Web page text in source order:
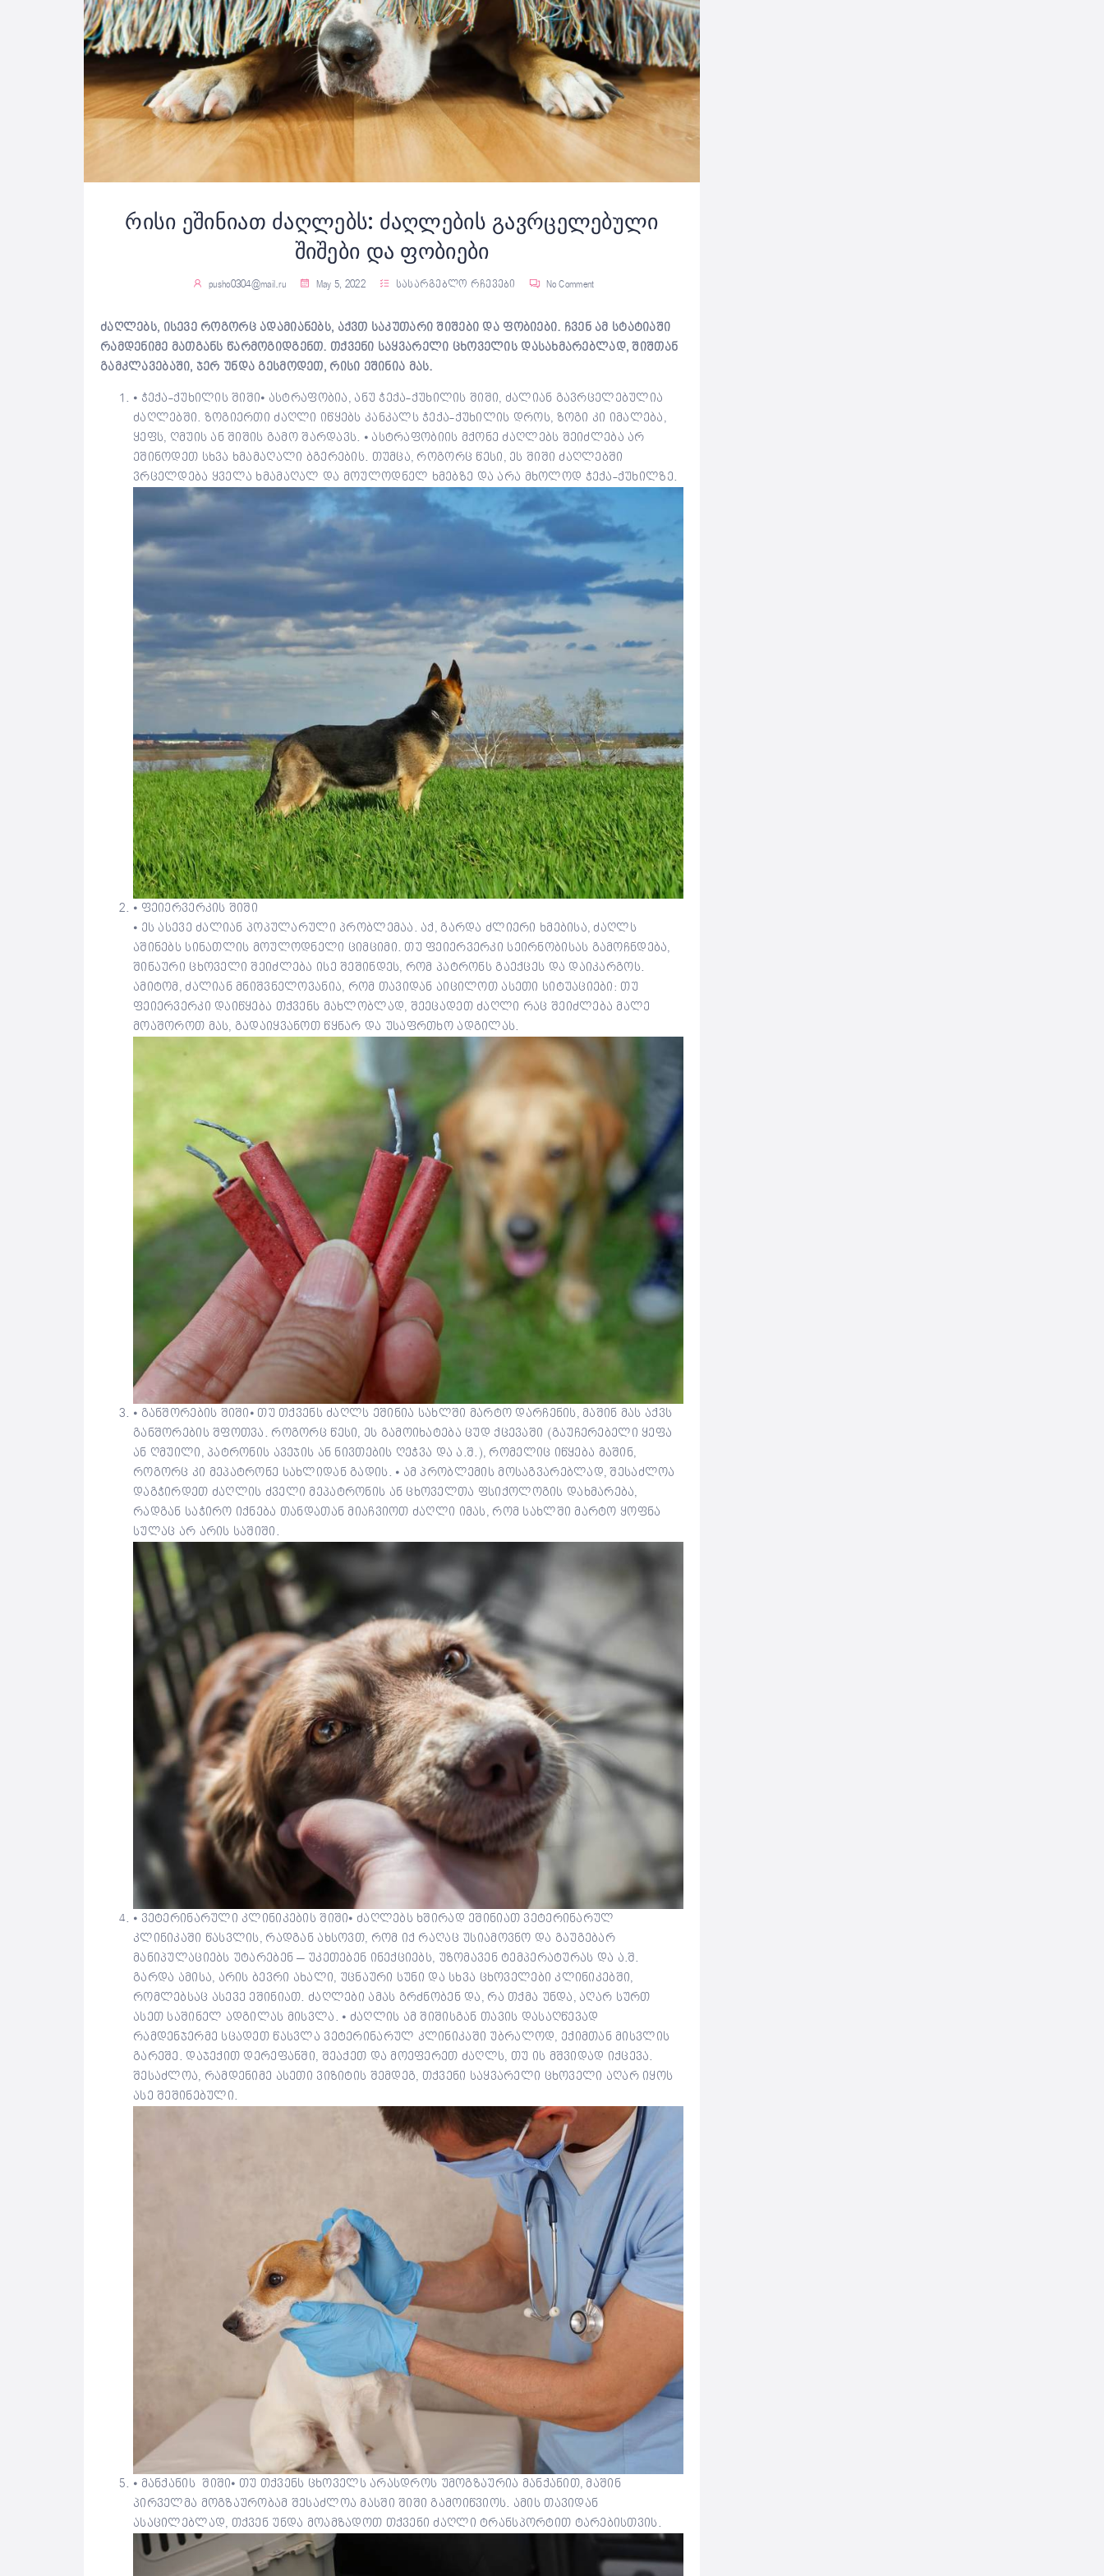
რისი ეშინიათ ძაღლებს: ძაღლების გავრცელებული
შიშები და ფობიები
pusho0304@mail.ru May 5, 2022 სასარგებლო რჩევები No Comment
ძაღლებს, ისევე როგორც ადამიანებს, აქვთ საკუთარი შიშები და ფობიები. ჩვენ ამ სტატიაში
რამდენიმე მათგანს წარმოგიდგენთ. თქვენი საყვარელი ცხოველის დასახმარებლად, შიშთან
გამკლავებაში, ჯერ უნდა გესმოდეთ, რისი ეშინია მას.
⦁ ჭექა-ქუხილის შიში⦁ ასტრაფობია, ანუ ჭექა-ქუხილის შიში, ძალიან გავრცელებულია
ძაღლებში. ზოგიერთი ძაღლი იწყებს კანკალს ჭექა-ქუხილის დროს, ზოგი კი იმალება,
ყეფს, ღმუის ან შიშის გამო შარდავს. ⦁ ასტრაფობიის მქონე ძაღლებს შეიძლება არ
ეშინოდეთ სხვა ხმამაღალი ბგერების. თუმცა, როგორც წესი, ეს შიში ძაღლებში
ვრცელდება ყველა ხმამაღალ და მოულოდნელ ხმებზე და არა მხოლოდ ჭექა-ქუხილზე.
⦁ ფეიერვერკის შიში
⦁ ეს ასევე ძალიან პოპულარული პრობლემაა. აქ, გარდა ძლიერი ხმებისა, ძაღლს
აშინებს სინათლის მოულოდნელი ციმციმი. თუ ფეიერვერკი სეირნობისას გამოჩნდება,
შინაური ცხოველი შეიძლება ისე შეშინდეს, რომ პატრონს გაექცეს და დაიკარგოს.
ამიტომ, ძალიან მნიშვნელოვანია, რომ თავიდან აიცილოთ ასეთი სიტუაციები: თუ
ფეიერვერკი დაიწყება თქვენს მახლობლად, შეეცადეთ ძაღლი რაც შეიძლება მალე
მოაშოროთ მას, გადაიყვანოთ წყნარ და უსაფრთხო ადგილას.
⦁ განშორების შიში⦁ თუ თქვენს ძაღლს ეშინია სახლში მარტო დარჩენის, მაშინ მას აქვს
განშორების შფოთვა. როგორც წესი, ეს გამოიხატება ცუდ ქცევაში (გაუჩერებელი ყეფა
ან ღმუილი, პატრონის ავეჯის ან ნივთების ღეჭვა და ა.შ.), რომელიც იწყება მაშინ,
როგორც კი მეპატრონე სახლიდან გადის. ⦁ ამ პრობლემის მოსაგვარებლად, შესაძლოა
დაგჭირდეთ ძაღლის ძველი მეპატრონის ან ცხოველთა ფსიქოლოგის დახმარება,
რადგან საჭირო იქნება თანდათან მიაჩვიოთ ძაღლი იმას, რომ სახლში მარტო ყოფნა
სულაც არ არის საშიში.
⦁ ვეტერინარული კლინიკების შიში⦁ ძაღლებს ხშირად ეშინიათ ვეტერინარულ
კლინიკაში წასვლის, რადგან ახსოვთ, რომ იქ რაღაც უსიამოვნო და გაუგებარ
მანიპულაციებს უტარებენ – უკეთებენ ინექციებს, უზომავენ ტემპერატურას და ა.შ.
გარდა ამისა, არის ბევრი ახალი, უცნაური სუნი და სხვა ცხოველები კლინიკებში,
რომლებსაც ასევე ეშინიათ. ძაღლები ამას გრძნობენ და, რა თქმა უნდა, აღარ სურთ
ასეთ საშინელ ადგილას მისვლა. ⦁ ძაღლის ამ შიშისგან თავის დასაღწევად
რამდენჯერმე სცადეთ წასვლა ვეტერინარულ კლინიკაში უბრალოდ, ექიმთან მისვლის
გარეშე. დაჯექით დერეფანში, შეაქეთ და მოეფერეთ ძაღლს, თუ ის მშვიდად იქცევა.
შესაძლოა, რამდენიმე ასეთი ვიზიტის შემდეგ, თქვენი საყვარელი ცხოველი აღარ იყოს
ასე შეშინებული.
⦁ მანქანის შიში⦁ თუ თქვენს ცხოველს არასდროს უმოგზაურია მანქანით, მაშინ
პირველმა მოგზაურობამ შესაძლოა მასში შიში გამოიწვიოს. ამის თავიდან
ასაცილებლად, თქვენ უნდა მოამზადოთ თქვენი ძაღლი ტრანსპორტით ტარებისთვის.